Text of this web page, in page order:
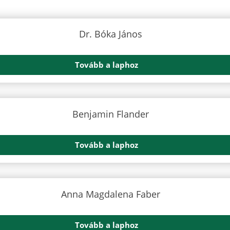
Tovább a laphoz
Tovább a laphoz
Tovább a laphoz